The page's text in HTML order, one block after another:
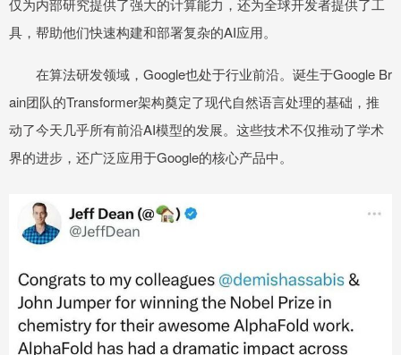
仅为内部研究提供了强大的计算能力，还为全球开发者提供了工
具，帮助他们快速构建和部署复杂的AI应用。
在算法研发领域，Google也处于行业前沿。诞生于Google Br
ain团队的Transformer架构奠定了现代自然语言处理的基础，推
动了今天几乎所有前沿AI模型的发展。这些技术不仅推动了学术
界的进步，还广泛应用于Google的核心产品中。